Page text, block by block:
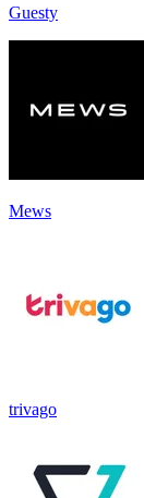
Guesty
Mews
trivago